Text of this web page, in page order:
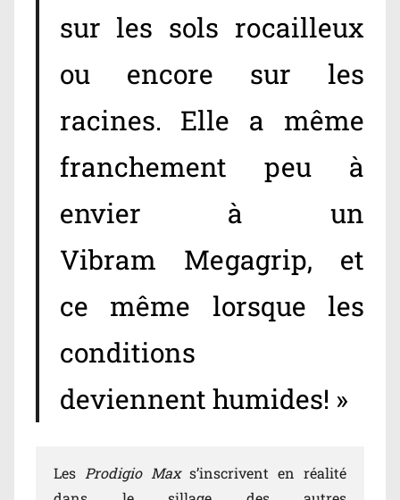
sur les sols rocailleux
ou encore sur les
racines. Elle a même
franchement peu à
envier à un
Vibram Megagrip, et
ce même lorsque les
conditions
deviennent humides! »
Les Prodigio Maxs’inscrivent en réalité